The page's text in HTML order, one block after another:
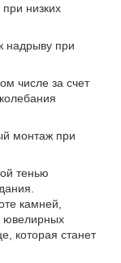
при низких
надрыву при
числе за счет
монтаж при
тенью
камней,
ювелирных
которая станет